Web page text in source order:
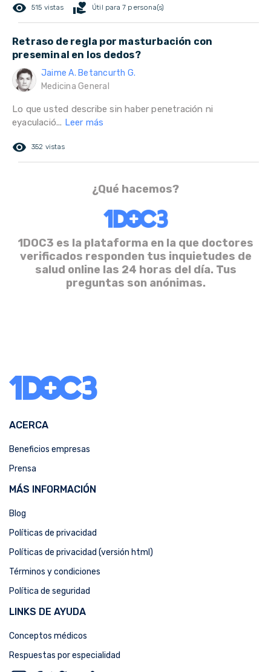
remove_red_eye 515 vistas volunteer_activism Útil para 7 persona(s)
Retraso de regla por masturbación con
preseminal en los dedos?
Jaime A. Betancurth G.
Medicina General
Lo que usted describe sin haber penetración ni
eyaculació... Leer más
remove_red_eye 352 vistas
¿Qué hacemos?
1DOC3 es la plataforma en la que doctores
verificados responden tus inquietudes de
salud online las 24 horas del día. Tus
preguntas son anónimas.
ACERCA
Beneficios empresas
Prensa
MÁS INFORMACIÓN
Blog
Políticas de privacidad
Políticas de privacidad (versión html)
Términos y condiciones
Política de seguridad
LINKS DE AYUDA
Conceptos médicos
Respuestas por especialidad